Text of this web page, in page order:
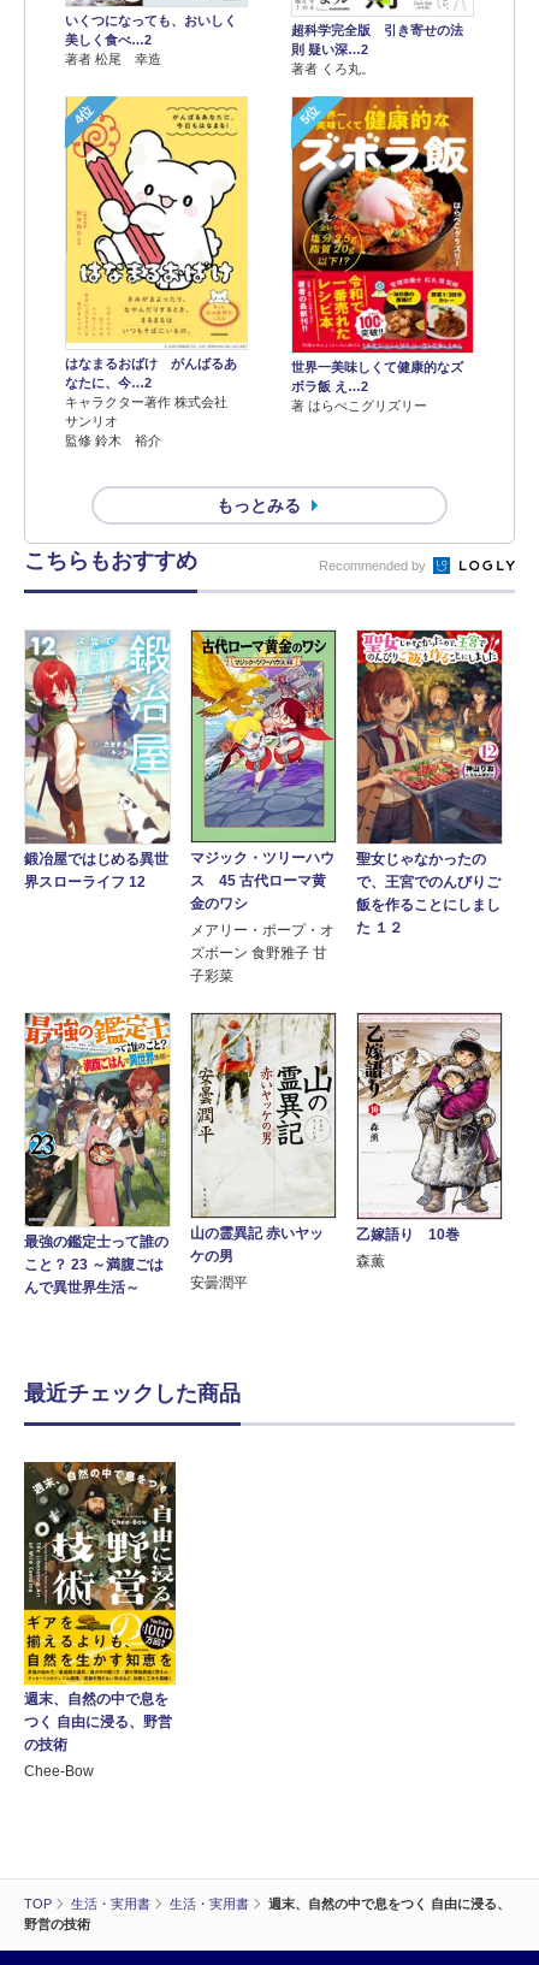
TOP 生活・実用書 生活・実用書
週末、自然の中で息をつく 自由に浸る、
野営の技術
いくつになっても、おいしく
美しく食べ…2
著者 松尾 幸造
超科学完全版 引き寄せの法
則 疑い深…2
著者 くろ丸。
4位
はなまるおばけ がんばるあ
なたに、今…2
キャラクター著作 株式会社
サンリオ
監修 鈴木 裕介
5位
世界一美味しくて健康的なズ
ボラ飯 え…2
著 はらぺこグリズリー
もっとみる
こちらもおすすめ Recommended by
鍛冶屋ではじめる異世
界スローライフ 12
マジック・ツリーハウ
ス 45 古代ローマ黄
金のワシ
メアリー・ポープ・オ
ズボーン 食野雅子 甘
子彩菜
聖女じゃなかったの
で、王宮でのんびりご
飯を作ることにしまし
た １２
最強の鑑定士って誰の
こと？ 23 ～満腹ごは
んで異世界生活～
山の霊異記 赤いヤッ
ケの男
安曇潤平
乙嫁語り 10巻
森薫
最近チェックした商品
週末、自然の中で息を
つく 自由に浸る、野営
の技術
Chee-Bow